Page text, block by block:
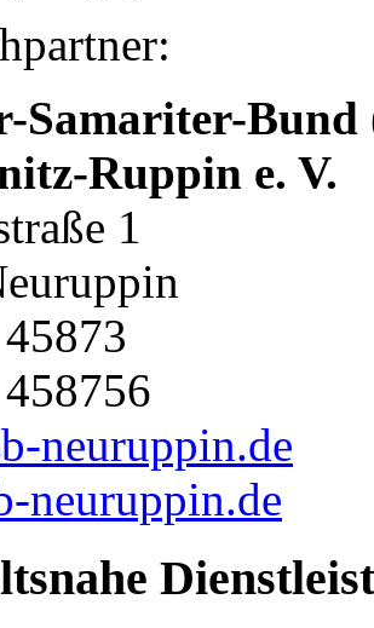
Samariter-Bund
Ruppin e. V.
1
neuruppin.de
neuruppin.de